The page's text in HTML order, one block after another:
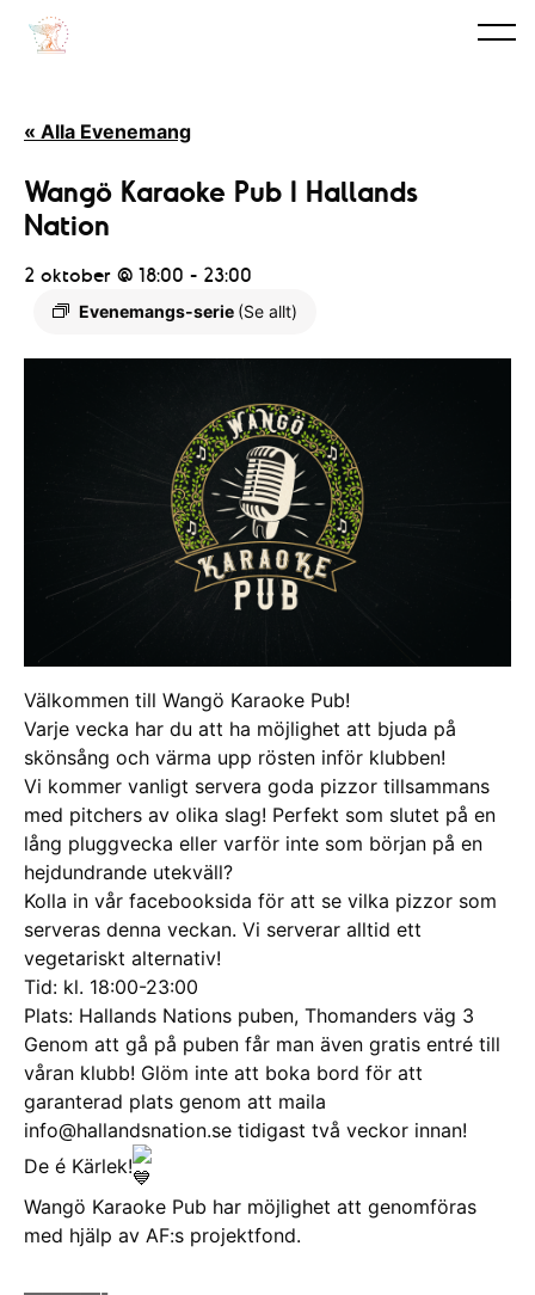
« Alla Evenemang
Wangö Karaoke Pub I Hallands
Nation
2 oktober @ 18:00 - 23:00
Evenemangs-serie (Se allt)
Välkommen till Wangö Karaoke Pub!
Varje vecka har du att ha möjlighet att bjuda på
skönsång och värma upp rösten inför klubben!
Vi kommer vanligt servera goda pizzor tillsammans
med pitchers av olika slag! Perfekt som slutet på en
lång pluggvecka eller varför inte som början på en
hejdundrande utekväll?
Kolla in vår facebooksida för att se vilka pizzor som
serveras denna veckan. Vi serverar alltid ett
vegetariskt alternativ!
Tid: kl. 18:00-23:00
Plats: Hallands Nations puben, Thomanders väg 3
Genom att gå på puben får man även gratis entré till
våran klubb! Glöm inte att boka bord för att
garanterad plats genom att maila
info@hallandsnation.se tidigast två veckor innan!
De é Kärlek!
Wangö Karaoke Pub har möjlighet att genomföras
med hjälp av AF:s projektfond.